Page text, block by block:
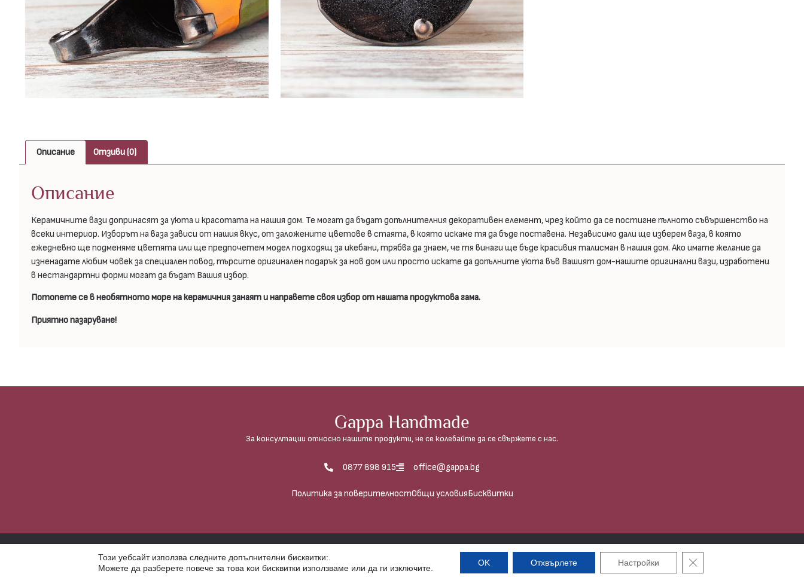
Описание Отзиви (0)
Описание
Керамичните вази допринасят за уюта и красотата на нашия дом. Те могат да бъдат допълнителния декоративен елемент, чрез който да се постигне пълното съвършенство на
всеки интериор. Изборът на ваза зависи от нашия вкус, от заложените цветове в стаята, в която искаме тя да бъде поставена. Независимо дали ще изберем ваза, в която
ежедневно ще подменяме цветята или ще предпочетем модел подходящ за икебани, трябва да знаем, че тя винаги ще бъде красивия талисман в нашия дом. Ако имате желание да
изненадате любим човек за специален повод, търсите оригинален подарък за нов дом или просто искате да допълните уюта във Вашият дом-нашите оригинални вази, изработени
в нестандартни форми могат да бъдат Вашия избор.
Потопете се в необятното море на керамичния занаят и направете своя избор от нашата продуктова гама.
Приятно пазаруване!
Gappa Handmade
За консултации относно нашите продукти, не се колебайте да се свържете с нас.
0877 898 915 office@gappa.bg
Политика за поверителностОбщи условияБисквитки
Ⓒ Gappa Handmade – Всички права запазени. Използването на фотографиите е абсолютно забранено, освен в случаите, когато
имате писмено разрешение от Гаппа хендмейд.
фотография и изработка на сайт | etrix.bg
Този уебсайт използва следните допълнителни бисквитки:.
Можете да разберете повече за това кои бисквитки използваме или да ги изключитe.
OK Отхвърлете Настройки Close GDPR Cookie Banner